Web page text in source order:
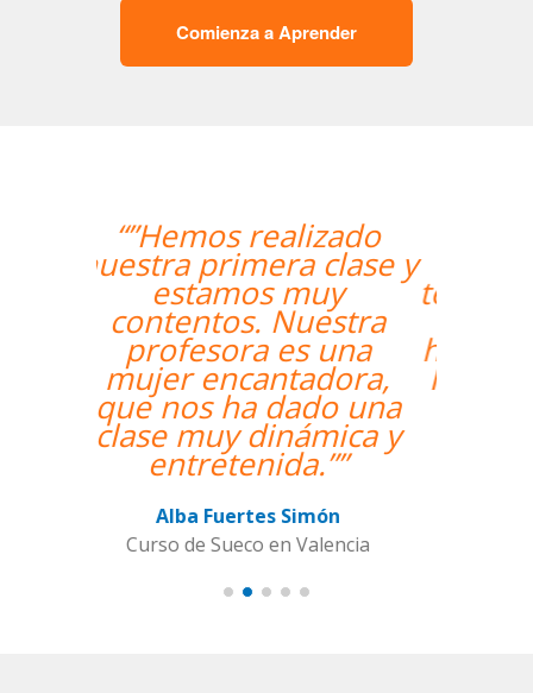
Comienza a Aprender
“”The course is going
well and Eugenia, my
teacher, is fantastic. My
communication skills
have improved greatly.
I'm really enjoying the
lessons!””
Miguel Eufrasio
Groupe GM